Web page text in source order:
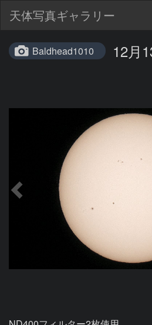
天体写真ギャラリー
Baldhead1010 12月